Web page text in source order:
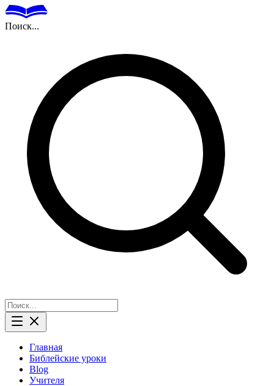
Поиск...
Главная
Библейские уроки
Blog
Учителя